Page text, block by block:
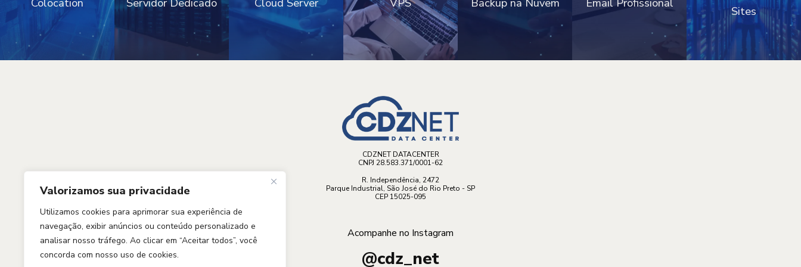
Valorizamos sua privacidade
Utilizamos cookies para aprimorar sua experiência de
navegação, exibir anúncios ou conteúdo personalizado e
analisar nosso tráfego. Ao clicar em “Aceitar todos”, você
concorda com nosso uso de cookies.
Sites
CDZNET DATACENTER
CNPJ 28.583.371/0001-62
R. Independência, 2472
Parque Industrial, São José do Rio Preto - SP
CEP 15025-095
Acompanhe no Instagram
@cdz_net